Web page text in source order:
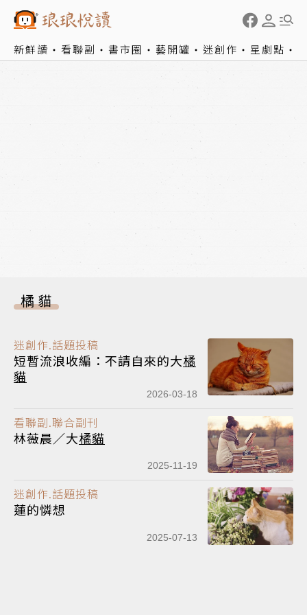
新鮮讀 看聯副 書市圈 藝開罐 迷創作 星劇點
橘貓
迷創作.話題投稿
短暫流浪收編：不請自來的大橘
貓
2026-03-18
看聯副.聯合副刊
林薇晨／大橘貓
2025-11-19
迷創作.話題投稿
蓮的憐想
2025-07-13